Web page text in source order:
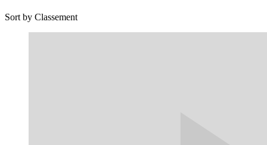
Sort by Classement